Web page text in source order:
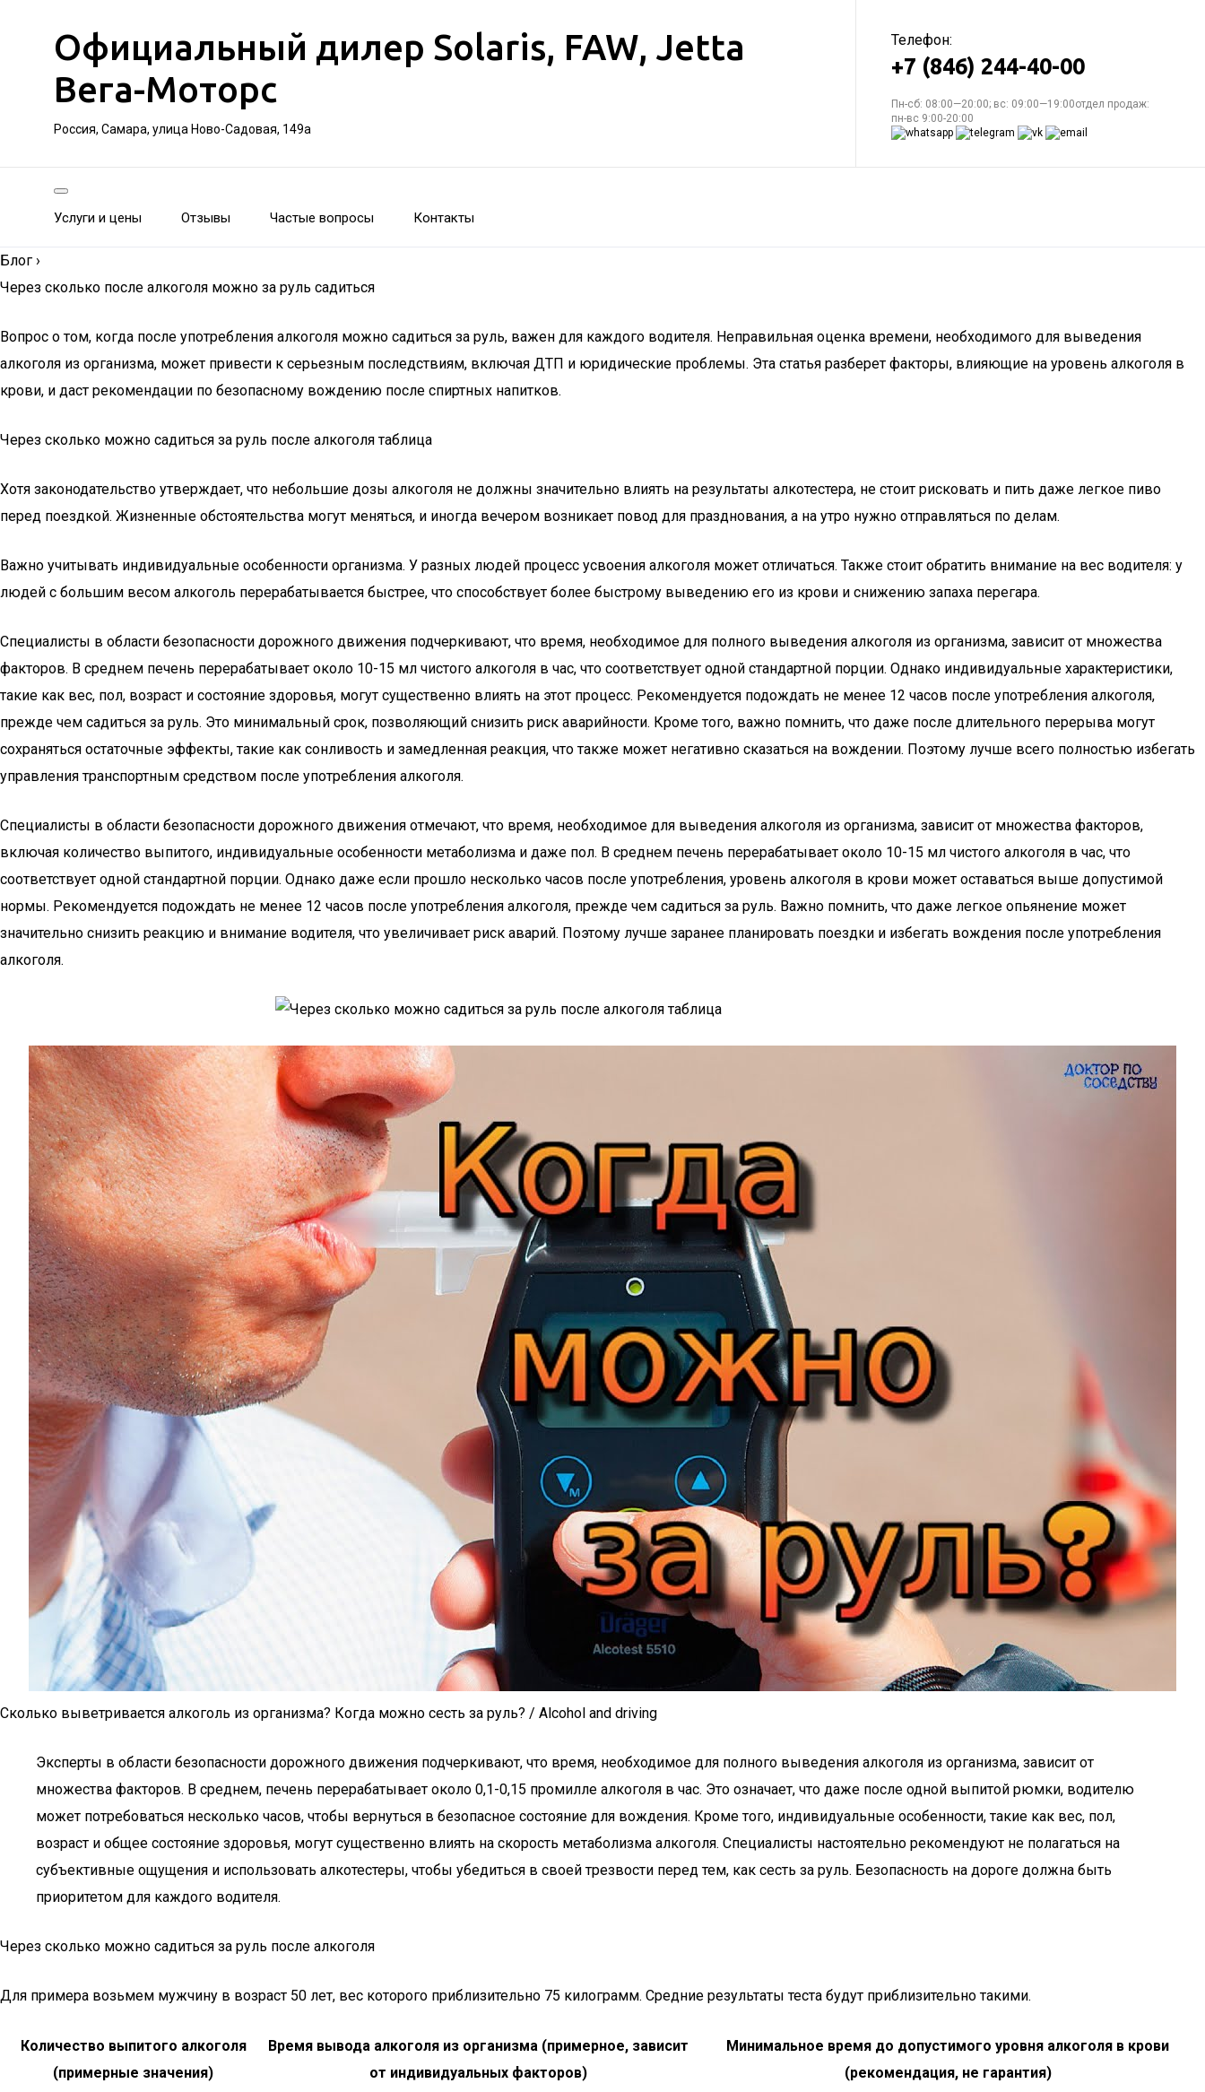
Официальный дилер Solaris, FAW, Jetta
Вега-Моторс
Россия, Самара, улица Ново-Садовая, 149а
Телефон:
+7 (846) 244-40-00
Пн-сб: 08:00—20:00; вс: 09:00—19:00отдел продаж:
пн-вс 9:00-20:00
Услуги и цены Отзывы Частые вопросы Контакты
Блог ›
Через сколько после алкоголя можно за руль садиться
Вопрос о том, когда после употребления алкоголя можно садиться за руль, важен для каждого водителя. Неправильная оценка времени, необходимого для выведения
алкоголя из организма, может привести к серьезным последствиям, включая ДТП и юридические проблемы. Эта статья разберет факторы, влияющие на уровень алкоголя в
крови, и даст рекомендации по безопасному вождению после спиртных напитков.
Через сколько можно садиться за руль после алкоголя таблица
Хотя законодательство утверждает, что небольшие дозы алкоголя не должны значительно влиять на результаты алкотестера, не стоит рисковать и пить даже легкое пиво
перед поездкой. Жизненные обстоятельства могут меняться, и иногда вечером возникает повод для празднования, а на утро нужно отправляться по делам.
Важно учитывать индивидуальные особенности организма. У разных людей процесс усвоения алкоголя может отличаться. Также стоит обратить внимание на вес водителя: у
людей с большим весом алкоголь перерабатывается быстрее, что способствует более быстрому выведению его из крови и снижению запаха перегара.
Специалисты в области безопасности дорожного движения подчеркивают, что время, необходимое для полного выведения алкоголя из организма, зависит от множества
факторов. В среднем печень перерабатывает около 10-15 мл чистого алкоголя в час, что соответствует одной стандартной порции. Однако индивидуальные характеристики,
такие как вес, пол, возраст и состояние здоровья, могут существенно влиять на этот процесс. Рекомендуется подождать не менее 12 часов после употребления алкоголя,
прежде чем садиться за руль. Это минимальный срок, позволяющий снизить риск аварийности. Кроме того, важно помнить, что даже после длительного перерыва могут
сохраняться остаточные эффекты, такие как сонливость и замедленная реакция, что также может негативно сказаться на вождении. Поэтому лучше всего полностью избегать
управления транспортным средством после употребления алкоголя.
Специалисты в области безопасности дорожного движения отмечают, что время, необходимое для выведения алкоголя из организма, зависит от множества факторов,
включая количество выпитого, индивидуальные особенности метаболизма и даже пол. В среднем печень перерабатывает около 10-15 мл чистого алкоголя в час, что
соответствует одной стандартной порции. Однако даже если прошло несколько часов после употребления, уровень алкоголя в крови может оставаться выше допустимой
нормы. Рекомендуется подождать не менее 12 часов после употребления алкоголя, прежде чем садиться за руль. Важно помнить, что даже легкое опьянение может
значительно снизить реакцию и внимание водителя, что увеличивает риск аварий. Поэтому лучше заранее планировать поездки и избегать вождения после употребления
алкоголя.
Сколько выветривается алкоголь из организма? Когда можно сесть за руль? / Alcohol and driving
Эксперты в области безопасности дорожного движения подчеркивают, что время, необходимое для полного выведения алкоголя из организма, зависит от
множества факторов. В среднем, печень перерабатывает около 0,1-0,15 промилле алкоголя в час. Это означает, что даже после одной выпитой рюмки, водителю
может потребоваться несколько часов, чтобы вернуться в безопасное состояние для вождения. Кроме того, индивидуальные особенности, такие как вес, пол,
возраст и общее состояние здоровья, могут существенно влиять на скорость метаболизма алкоголя. Специалисты настоятельно рекомендуют не полагаться на
субъективные ощущения и использовать алкотестеры, чтобы убедиться в своей трезвости перед тем, как сесть за руль. Безопасность на дороге должна быть
приоритетом для каждого водителя.
Через сколько можно садиться за руль после алкоголя
Для примера возьмем мужчину в возраст 50 лет, вес которого приблизительно 75 килограмм. Средние результаты теста будут приблизительно такими.
Количество выпитого алкоголя
(примерные значения)
Время вывода алкоголя из организма (примерное, зависит
от индивидуальных факторов)
Минимальное время до допустимого уровня алкоголя в крови
(рекомендация, не гарантия)